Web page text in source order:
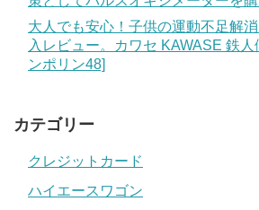
大人でも安心！子供の運動不足解
入レビュー。カワセ KAWASE 鉄
ンポリン48]
カテゴリー
クレジットカード
ハイエースワゴン